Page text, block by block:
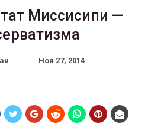
Миссисипи —
Ноя 27, 2014